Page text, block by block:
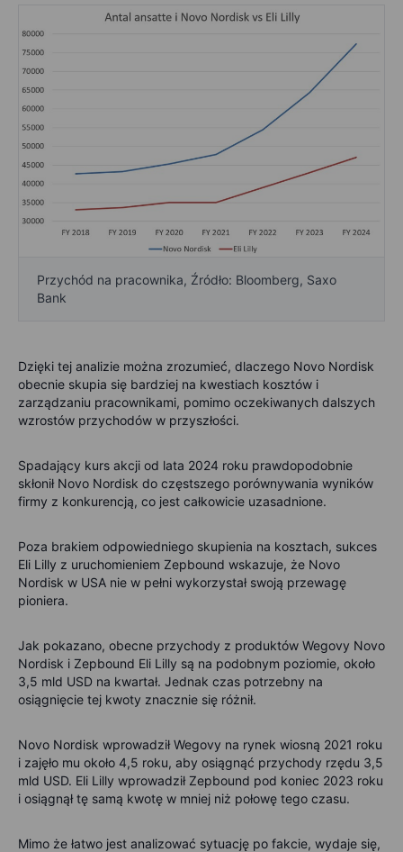
Przychód na pracownika, Źródło: Bloomberg, Saxo
Bank
Dzięki tej analizie można zrozumieć, dlaczego Novo Nordisk
obecnie skupia się bardziej na kwestiach kosztów i
zarządzaniu pracownikami, pomimo oczekiwanych dalszych
wzrostów przychodów w przyszłości.
Spadający kurs akcji od lata 2024 roku prawdopodobnie
skłonił Novo Nordisk do częstszego porównywania wyników
firmy z konkurencją, co jest całkowicie uzasadnione.
Poza brakiem odpowiedniego skupienia na kosztach, sukces
Eli Lilly z uruchomieniem Zepbound wskazuje, że Novo
Nordisk w USA nie w pełni wykorzystał swoją przewagę
pioniera.
Jak pokazano, obecne przychody z produktów Wegovy Novo
Nordisk i Zepbound Eli Lilly są na podobnym poziomie, około
3,5 mld USD na kwartał. Jednak czas potrzebny na
osiągnięcie tej kwoty znacznie się różnił.
Novo Nordisk wprowadził Wegovy na rynek wiosną 2021 roku
i zajęło mu około 4,5 roku, aby osiągnąć przychody rzędu 3,5
mld USD. Eli Lilly wprowadził Zepbound pod koniec 2023 roku
i osiągnął tę samą kwotę w mniej niż połowę tego czasu.
Mimo że łatwo jest analizować sytuację po fakcie, wydaje się,